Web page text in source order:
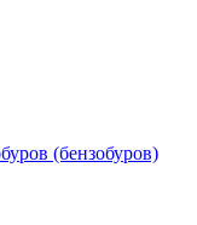
(бензобуров)